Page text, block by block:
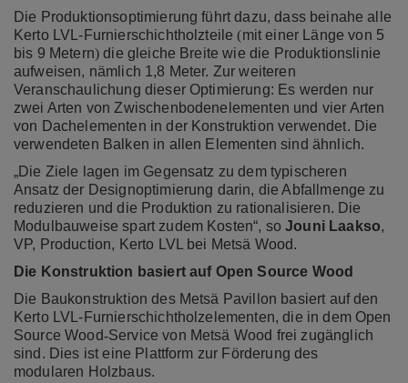
Die Produktionsoptimierung führt dazu, dass beinahe alle
Kerto LVL-Furnierschichtholzteile(mit einer Länge von 5
bis 9 Metern)die gleiche Breite wie die Produktionslinie
aufweisen, nämlich 1,8 Meter. Zur weiteren
Veranschaulichung dieser Optimierung: Es werden nur
zwei Arten von Zwischenbodenelementen und vier Arten
von Dachelementen in der Konstruktion verwendet. Die
verwendeten Balken in allen Elementen sind ähnlich.
„Die Ziele lagen im Gegensatz zu dem typischeren
Ansatz der Designoptimierung darin, die Abfallmenge zu
reduzieren und die Produktion zu rationalisieren. Die
Modulbauweise spart zudem Kosten“, soJouni Laakso,
VP, Production, Kerto LVL bei Metsä Wood.
Die Konstruktion basiert auf Open Source Wood
Die Baukonstruktion des Metsä Pavillon basiert auf den
Kerto LVL-Furnierschichtholzelementen, die in dem Open
Source Wood-Service von Metsä Wood frei zugänglich
sind. Dies ist eine Plattform zur Förderung des
modularen Holzbaus.